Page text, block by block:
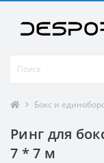
Бокс и
Ринг для
7 * 7 м